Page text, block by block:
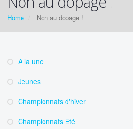
Home Non au dopage !
A la une
Jeunes
Championnats d'hiver
Championnats Eté